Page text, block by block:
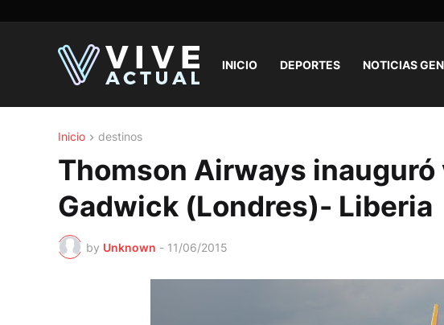
INICIO DEPORTES NOTICIAS
Inicio destinos
Thomson Airways
Gadwick (Londres)- Liberia
by Unknown - 11/06/2015